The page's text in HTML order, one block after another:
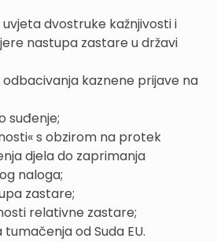
uvjeta dvostruke kažnjivosti i
nastupa zastare u državi
kaznene prijave na
suđenje;
s obzirom na protek
djela do zaprimanja
naloga;
zastare;
relativne zastare;
od Suda EU.